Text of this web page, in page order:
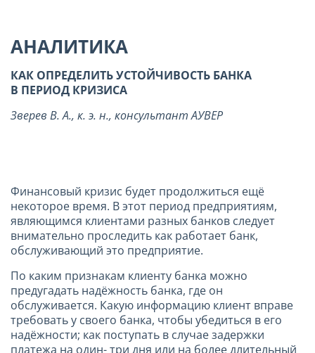
АНАЛИТИКА
КАК ОПРЕДЕЛИТЬ УСТОЙЧИВОСТЬ БАНКА
В ПЕРИОД КРИЗИСА
Зверев В. А., к. э. н., консультант АУВЕР
Финансовый кризис будет продолжиться ещё
некоторое время. В этот период предприятиям,
являющимся клиентами разных банков следует
внимательно проследить как работает банк,
обслуживающий это предприятие.
По каким признакам клиенту банка можно
предугадать надёжность банка, где он
обслуживается. Какую информацию клиент вправе
требовать у своего банка, чтобы убедиться в его
надёжности; как поступать в случае задержки
платежа на один- три дня или на более длительный